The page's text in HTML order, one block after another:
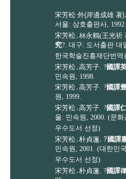
宋芳松 外(岸邊成雄 著
서울: 삼호출판사, 1992.
宋芳松․林永鶴(王光祈
究?. 대구: 도서출판 대
한국학술진흥재단번역
宋芳松․ 高芳子. ?國譯
민속원, 1998.
宋芳松․ 高芳子. ?國譯
원, 1999.
宋芳松․ 高芳子. ?國譯
울: 민속원, 2000. (문화
우수도서 선정)
宋芳松․朴貞蓮. ? 國譯
민속원, 2001. (대한민
우수도서 선정)
宋芳松․朴貞蓮. ?國譯